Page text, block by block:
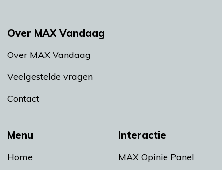
Menu
Home
Interactie
MAX Opinie Panel
Over MAX Vandaag
Over MAX Vandaag
Veelgestelde vragen
Contact